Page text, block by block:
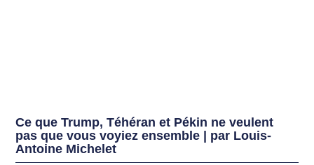
Ce que Trump, Téhéran et Pékin ne veulent
pas que vous voyiez ensemble | par Louis-
Antoine Michelet